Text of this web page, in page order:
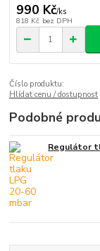
990 Kč/ks
818 Kč bez DPH
Číslo produktu:
Hlídat cenu / dostupnost
Podobné
Regulátor